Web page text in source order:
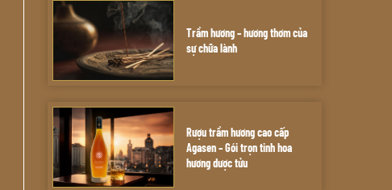
Trầm hương – hương thơm của
sự chữa lành
Rượu trầm hương cao cấp
Agasen – Gói trọn tinh hoa
hương dược tửu